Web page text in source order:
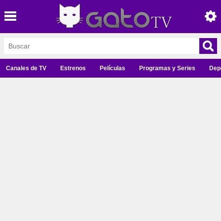
Canales de TV Estrenos Películas Programas y Series